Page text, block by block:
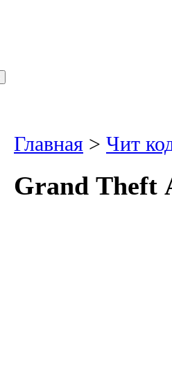
Главная > Чит
Grаnd Тheft